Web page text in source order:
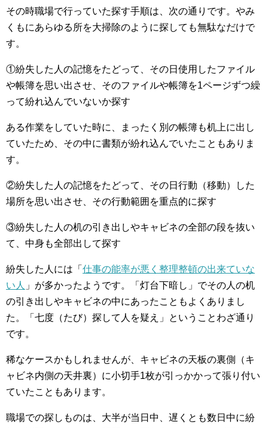
その時職場で行っていた探す手順は、次の通りです。やみ
くもにあらゆる所を大掃除のように探しても無駄なだけで
す。
①紛失した人の記憶をたどって、その日使用したファイル
や帳簿を思い出させ、そのファイルや帳簿を1ページずつ繰
って紛れ込んでいないか探す
ある作業をしていた時に、まったく別の帳簿も机上に出し
ていたため、その中に書類が紛れ込んでいたこともありま
す。
②紛失した人の記憶をたどって、その日行動（移動）した
場所を思い出させ、その行動範囲を重点的に探す
③紛失した人の机の引き出しやキャビネの全部の段を抜い
て、中身も全部出して探す
紛失した人には「 仕事の能率が悪く整理整頓の出来ていな
い人 」が多かったようです。「灯台下暗し」でその人の机
の引き出しやキャビネの中にあったこともよくありまし
た。「七度（たび）探して人を疑え」ということわざ通り
です。
稀なケースかもしれませんが、キャビネの天板の裏側（キ
ャビネ内側の天井裏）に小切手1枚が引っかかって張り付い
ていたこともあります。
職場での探しものは、大半が当日中、遅くとも数日中に紛